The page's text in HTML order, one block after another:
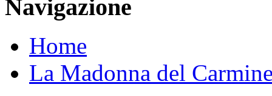
Navigazione
Home
La Madonna del